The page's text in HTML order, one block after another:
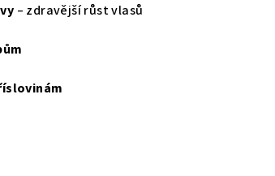
– zdravější růst vlasů